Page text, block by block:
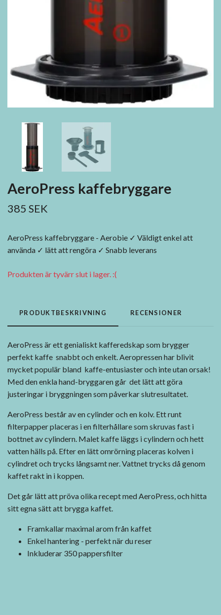
AeroPress kaffebryggare
385 SEK
AeroPress kaffebryggare - Aerobie ✓ Väldigt enkel att
använda ✓ lätt att rengöra ✓ Snabb leverans
Produkten är tyvärr slut i lager. :(
PRODUKTBESKRIVNING RECENSIONER
AeroPress är ett genialiskt kafferedskap som brygger
perfekt kaffe snabbt och enkelt. Aeropressen har blivit
mycket populär bland kaffe-entusiaster och inte utan orsak!
Med den enkla hand-bryggaren går det lätt att göra
justeringar i bryggningen som påverkar slutresultatet.
AeroPress består av en cylinder och en kolv. Ett runt
filterpapper placeras i en filterhållare som skruvas fast i
bottnet av cylindern. Malet kaffe läggs i cylindern och hett
vatten hälls på. Efter en lätt omrörning placeras kolven i
cylindret och trycks långsamt ner. Vattnet trycks då genom
kaffet rakt in i koppen.
Det går lätt att pröva olika recept med AeroPress, och hitta
sitt egna sätt att brygga kaffet.
Framkallar maximal arom från kaffet
Enkel hantering - perfekt när du reser
Inkluderar 350 pappersfilter